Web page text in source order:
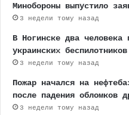
Минобороны выпустило
3 недели тому назад
В Ногинске два человека
украинских беспилотников
3 недели тому назад
Пожар начался на
после падения обломков
3 недели тому назад